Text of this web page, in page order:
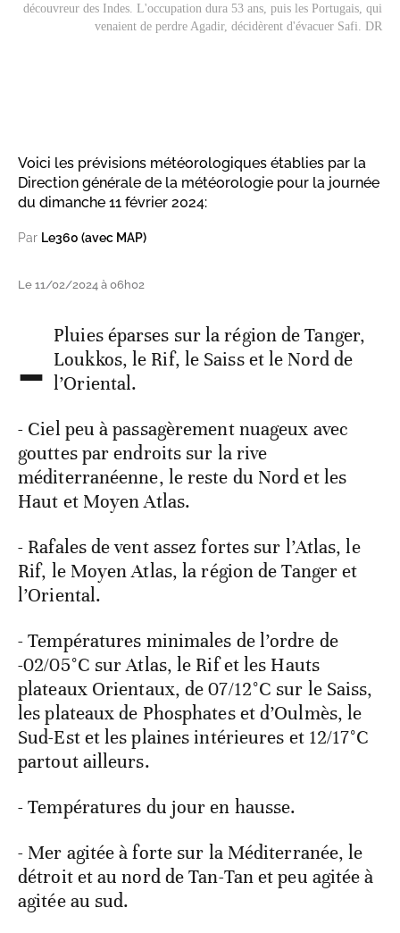
découvreur des Indes. L'occupation dura 53 ans, puis les Portugais, qui
venaient de perdre Agadir, décidèrent d'évacuer Safi. DR
Voici les prévisions météorologiques établies par la
Direction générale de la météorologie pour la journée
du dimanche 11 février 2024:
Par Le360 (avec MAP)
Le 11/02/2024 à 06h02
- Pluies éparses sur la région de Tanger,
Loukkos, le Rif, le Saiss et le Nord de
l’Oriental.
- Ciel peu à passagèrement nuageux avec
gouttes par endroits sur la rive
méditerranéenne, le reste du Nord et les
Haut et Moyen Atlas.
- Rafales de vent assez fortes sur l’Atlas, le
Rif, le Moyen Atlas, la région de Tanger et
l’Oriental.
- Températures minimales de l’ordre de
-02/05°C sur Atlas, le Rif et les Hauts
plateaux Orientaux, de 07/12°C sur le Saiss,
les plateaux de Phosphates et d’Oulmès, le
Sud-Est et les plaines intérieures et 12/17°C
partout ailleurs.
- Températures du jour en hausse.
- Mer agitée à forte sur la Méditerranée, le
détroit et au nord de Tan-Tan et peu agitée à
agitée au sud.